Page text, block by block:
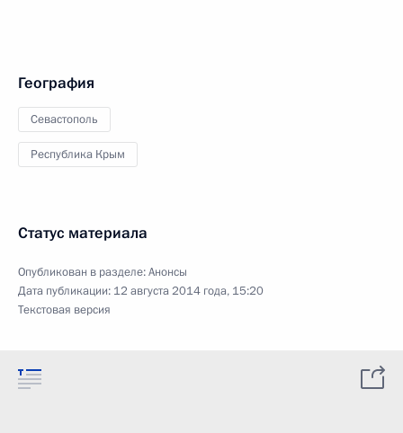
География
Севастополь
Республика Крым
Статус материала
Опубликован в разделе:Анонсы
Дата публикации: 12 августа 2014 года, 15:20
Текстовая версия